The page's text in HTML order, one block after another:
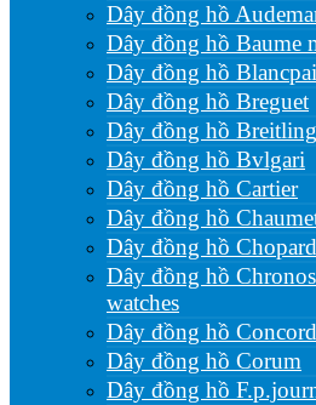
Dây đồng hồ
Dây đồng hồ Baume
Dây đồng hồ
Dây đồng hồ Breguet
Dây đồng hồ Breitling
Dây đồng hồ Bvlgari
Dây đồng hồ Cartier
Dây đồng hồ
Dây đồng hồ Chopard
Dây đồng hồ
watches
Dây đồng hồ Concord
Dây đồng hồ Corum
Dây đồng hồ